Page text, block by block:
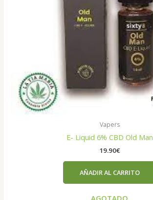
Vapers
E- Liquid 6% CBD Old Man
19.90€
AÑADIR AL CARRITO